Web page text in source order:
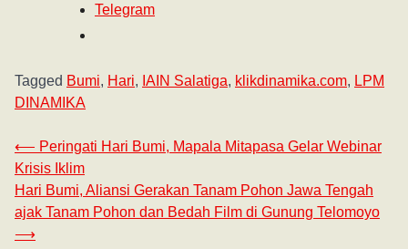
Telegram
Tagged Bumi, Hari, IAIN Salatiga, klikdinamika.com, LPM
DINAMIKA
⟵ Peringati Hari Bumi, Mapala Mitapasa Gelar Webinar
Krisis Iklim
Hari Bumi, Aliansi Gerakan Tanam Pohon Jawa Tengah
ajak Tanam Pohon dan Bedah Film di Gunung Telomoyo
⟶